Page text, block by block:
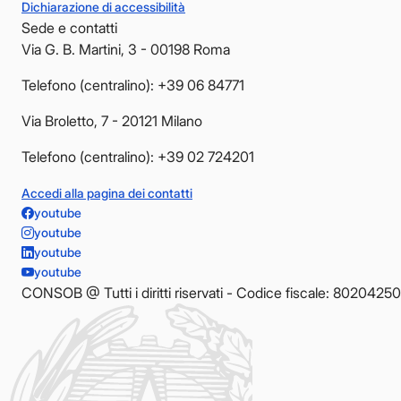
Dichiarazione di accessibilità
Sede e contatti
Via G. B. Martini, 3 - 00198 Roma
Telefono (centralino): +39 06 84771
Via Broletto, 7 - 20121 Milano
Telefono (centralino): +39 02 724201
Accedi alla pagina dei contatti
youtube
youtube
youtube
youtube
CONSOB @ Tutti i diritti riservati - Codice fiscale: